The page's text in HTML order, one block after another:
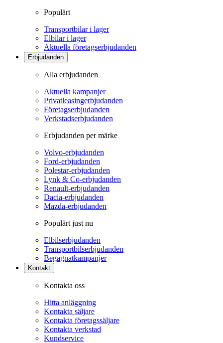
Populärt
Transportbilar i lager
Elbilar i lager
Aktuella företagserbjudanden
Erbjudanden
Alla erbjudanden
Aktuella kampanjer
Privatleasingerbjudanden
Företagserbjudanden
Verkstadserbjudanden
Erbjudanden per märke
Volvo-erbjudanden
Ford-erbjudanden
Polestar-erbjudanden
Lynk & Co-erbjudanden
Renault-erbjudanden
Dacia-erbjudanden
Mazda-erbjudanden
Populärt just nu
Elbilserbjudanden
Transportbilserbjudanden
Begagnatkampanjer
Kontakt
Kontakta oss
Hitta anläggning
Kontakta säljare
Kontakta företagssäljare
Kontakta verkstad
Kundservice